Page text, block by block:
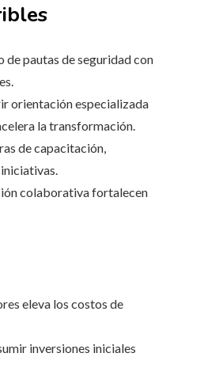
de pautas de seguridad con
orientación especializada
la transformación.
de capacitación,
colaborativa fortalecen
eleva los costos de
inversiones iniciales